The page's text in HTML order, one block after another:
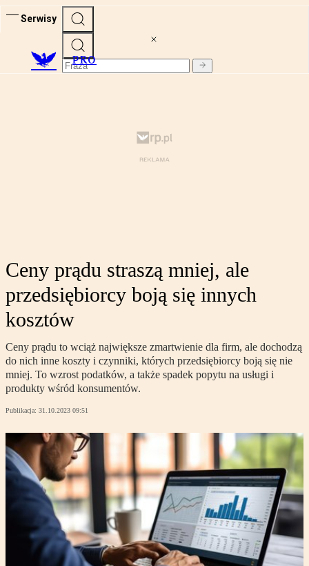
Serwisy
PRO
Ceny prądu straszą mniej, ale
przedsiębiorcy boją się innych
kosztów
Ceny prądu to wciąż największe zmartwienie dla firm, ale dochodzą
do nich inne koszty i czynniki, których przedsiębiorcy boją się nie
mniej. To wzrost podatków, a także spadek popytu na usługi i
produkty wśród konsumentów.
Publikacja: 31.10.2023 09:51